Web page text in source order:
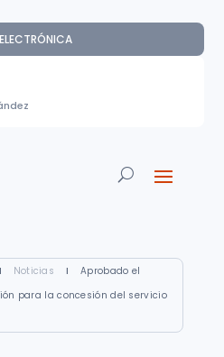
I Noticias I
Aprobado el
para la concesión del servicio